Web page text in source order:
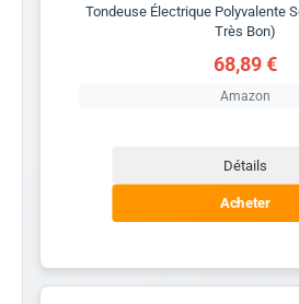
Tondeuse Électrique Polyvalente
Très Bon)
68,89 €
Amazon
Détails
Acheter